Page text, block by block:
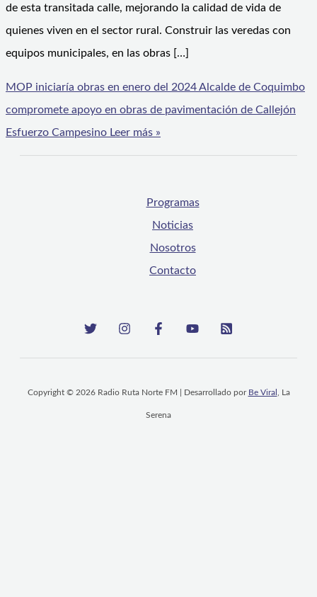
de esta transitada calle, mejorando la calidad de vida de
quienes viven en el sector rural. Construir las veredas con
equipos municipales, en las obras […]
MOP iniciaría obras en enero del 2024 Alcalde de Coquimbo
compromete apoyo en obras de pavimentación de Callejón
Esfuerzo Campesino Leer más »
Programas
Noticias
Nosotros
Contacto
Copyright © 2026 Radio Ruta Norte FM | Desarrollado por Be Viral , La
Serena